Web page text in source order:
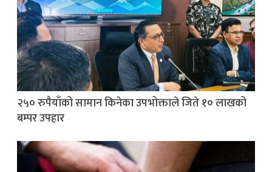
२५० रुपैयाँको सामान किनेका उपभोक्ताले जिते १० लाखको
बम्पर उपहार